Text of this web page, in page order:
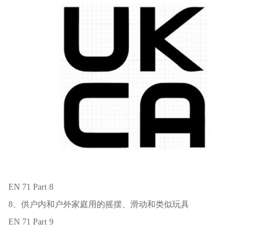
EN 71 Part 8
8、供户内和户外家庭用的摇摆、滑动和类似玩具
EN 71 Part 9